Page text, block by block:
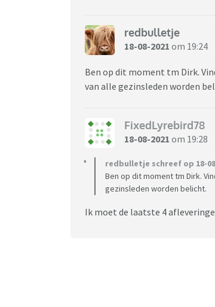
redbulletje
18-08-2021 om 19:24
Ben op dit moment tm Dirk.
van alle gezinsleden worden
FixedLyrebird78
18-08-2021 om 19:28
redbulletje schreef op 18-
Ben op dit moment tm Dirk.
gezinsleden worden belicht.
Ik moet de laatste 4